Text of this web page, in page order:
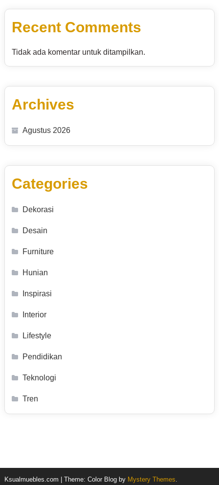
Recent Comments
Tidak ada komentar untuk ditampilkan.
Archives
Agustus 2026
Categories
Dekorasi
Desain
Furniture
Hunian
Inspirasi
Interior
Lifestyle
Pendidikan
Teknologi
Tren
Ksualmuebles.com Theme: Color Blog by Mystery Themes.